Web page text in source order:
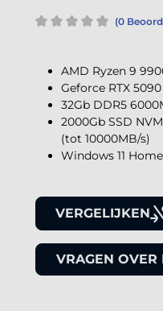
(0
AMD Ryzen 9
Geforce RTX
32Gb DDR5
2000Gb SSD
(tot 10000MB/s)
Windows 11
VERGELIJKEN
VRAGEN OVER